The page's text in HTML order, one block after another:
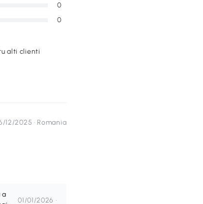
0
0
alti clienti
12/2025 · Romania
a
01/01/2026 ·